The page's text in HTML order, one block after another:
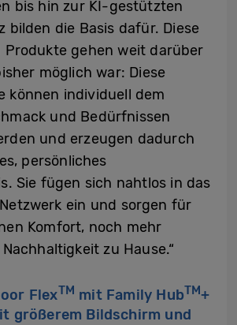
bis hin zur KI-gestützten
bilden die Basis dafür. Diese
Produkte gehen weit darüber
möglich war: Diese
können individuell dem
und Bedürfnissen
und erzeugen dadurch
persönliches
Sie fügen sich nahtlos in das
ein und sorgen für
Komfort, noch mehr
zu Hause.“
FlexTM mit Family HubTM+
größerem Bildschirm und